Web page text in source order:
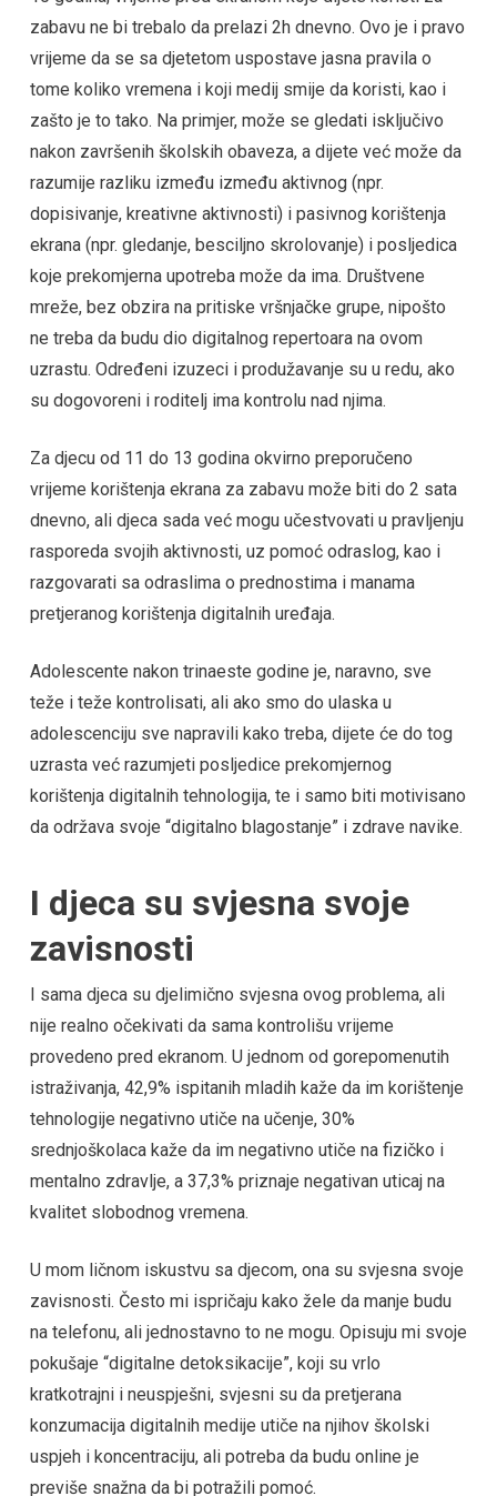
zabavu ne bi trebalo da prelazi 2h dnevno. Ovo je i pravo
vrijeme da se sa djetetom uspostave jasna pravila o
tome koliko vremena i koji medij smije da koristi, kao i
zašto je to tako. Na primjer, može se gledati isključivo
nakon završenih školskih obaveza, a dijete već može da
razumije razliku između između aktivnog (npr.
dopisivanje, kreativne aktivnosti) i pasivnog korištenja
ekrana (npr. gledanje, besciljno skrolovanje) i posljedica
koje prekomjerna upotreba može da ima. Društvene
mreže, bez obzira na pritiske vršnjačke grupe, nipošto
ne treba da budu dio digitalnog repertoara na ovom
uzrastu. Određeni izuzeci i produžavanje su u redu, ako
su dogovoreni i roditelj ima kontrolu nad njima.
Za djecu od 11 do 13 godina okvirno preporučeno
vrijeme korištenja ekrana za zabavu može biti do 2 sata
dnevno, ali djeca sada već mogu učestvovati u pravljenju
rasporeda svojih aktivnosti, uz pomoć odraslog, kao i
razgovarati sa odraslima o prednostima i manama
pretjeranog korištenja digitalnih uređaja.
Adolescente nakon trinaeste godine je, naravno, sve
teže i teže kontrolisati, ali ako smo do ulaska u
adolescenciju sve napravili kako treba, dijete će do tog
uzrasta već razumjeti posljedice prekomjernog
korištenja digitalnih tehnologija, te i samo biti motivisano
da održava svoje “digitalno blagostanje” i zdrave navike.
I djeca su svjesna svoje
zavisnosti
I sama djeca su djelimično svjesna ovog problema, ali
nije realno očekivati da sama kontrolišu vrijeme
provedeno pred ekranom. U jednom od gorepomenutih
istraživanja, 42,9% ispitanih mladih kaže da im korištenje
tehnologije negativno utiče na učenje, 30%
srednjoškolaca kaže da im negativno utiče na fizičko i
mentalno zdravlje, a 37,3% priznaje negativan uticaj na
kvalitet slobodnog vremena.
U mom ličnom iskustvu sa djecom, ona su svjesna svoje
zavisnosti. Često mi ispričaju kako žele da manje budu
na telefonu, ali jednostavno to ne mogu. Opisuju mi svoje
pokušaje “digitalne detoksikacije”, koji su vrlo
kratkotrajni i neuspješni, svjesni su da pretjerana
konzumacija digitalnih medije utiče na njihov školski
uspjeh i koncentraciju, ali potreba da budu online je
previše snažna da bi potražili pomoć.